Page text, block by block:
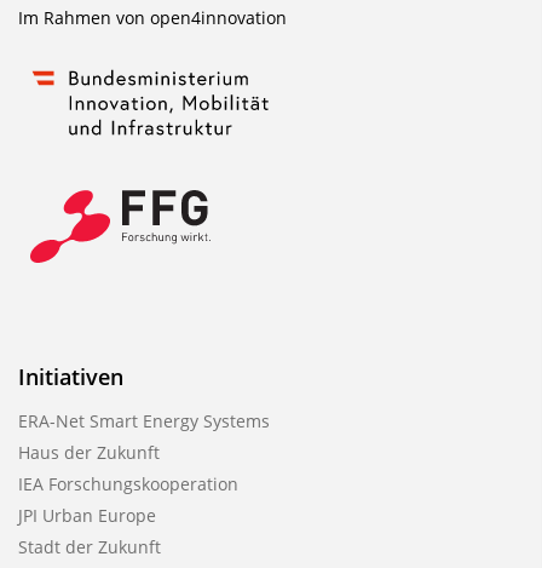
Im Rahmen von open4innovation
Initiativen
ERA-Net Smart Energy Systems
Haus der Zukunft
IEA Forschungskooperation
JPI Urban Europe
Stadt der Zukunft